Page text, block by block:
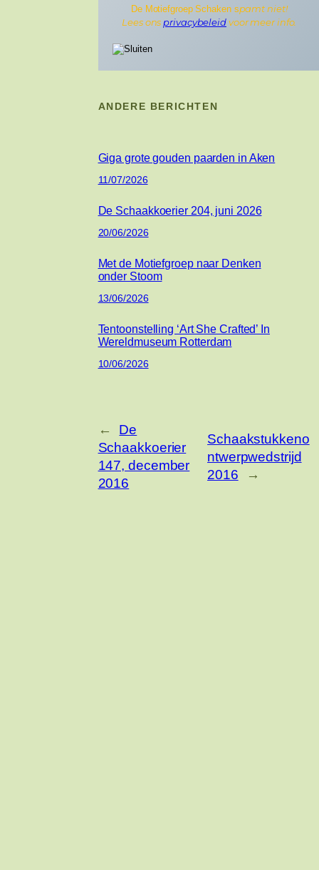
De Motiefgroep Schaken spamt niet!
Lees ons privacybeleidvoor meer info.
ANDERE BERICHTEN
Giga grote gouden paarden in Aken
11/07/2026
De Schaakkoerier 204, juni 2026
20/06/2026
Met de Motiefgroep naar Denken
onder Stoom
13/06/2026
Tentoonstelling ‘Art She Crafted’ In
Wereldmuseum Rotterdam
10/06/2026
←
De
Schaakkoerier
147, december
2016
Schaakstukkeno
ntwerpwedstrijd
2016
→